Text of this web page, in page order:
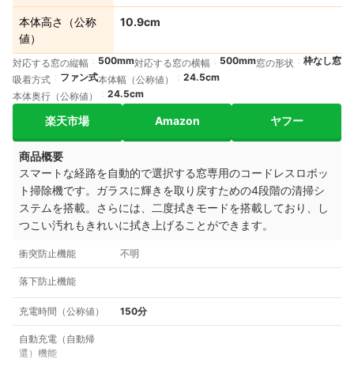
本体高さ（公称
値）
10.9cm
対応する窓の縦幅 500mm対応する窓の横幅 500mm窓の形状
枠なし窓
吸着方式
ファン式本体幅（公称値）
24.5cm
本体奥行（公称値）
24.5cm
楽天市場 Amazon ヤフー
商品概要
スマートな経路を自動的で選択する窓専用のコードレスロボッ
ト掃除機です。ガラスに輝きを取り戻すための4段階の清掃シ
ステムを搭載。さらには、二度拭きモードを搭載しており、し
つこい汚れもきれいに拭き上げることができます。
衝突防止機能 不明
落下防止機能
充電時間（公称値） 150分
自動充電（自動帰
還）機能